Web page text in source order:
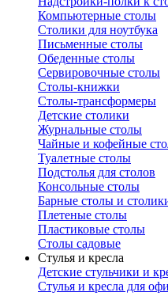
Компьютерные столы
Столики для ноутбука
Письменные столы
Обеденные столы
Сервировочные столы
Столы-книжки
Столы-трансформеры
Детские столики
Журнальные столы
Чайные и кофейные
Туалетные столы
Подстолья для столов
Консольные столы
Барные столы и
Плетеные столы
Пластиковые столы
Столы садовые
Стулья и кресла
Детские стульчики и
Стулья и кресла для